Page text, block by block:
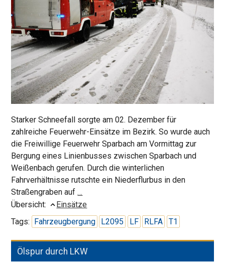
Starker Schneefall sorgte am 02. Dezember für
zahlreiche Feuerwehr-Einsätze im Bezirk. So wurde auch
die Freiwillige Feuerwehr Sparbach am Vormittag zur
Bergung eines Linienbusses zwischen Sparbach und
Weißenbach gerufen. Durch die winterlichen
Fahrverhältnisse rutschte ein Niederflurbus in den
Straßengraben auf …
im
Graben
Übersicht:
Einsätze
Tags: Fahrzeugbergung L2095 LF RLFA T1
Ölspur durch LKW